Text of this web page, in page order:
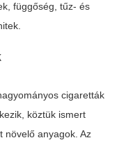
, függőség, tűz- és
.
cigaretták
köztük ismert
növelő anyagok. Az